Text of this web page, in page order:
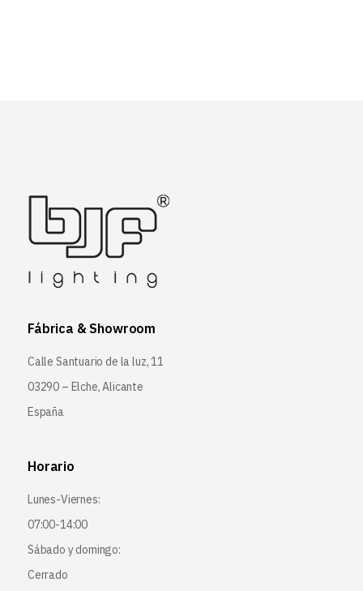
Fábrica & Showroom
Calle Santuario de la luz, 11
03290 – Elche, Alicante
España
Horario
Lunes-Viernes:
07:00-14:00
Sábado y domingo:
Cerrado